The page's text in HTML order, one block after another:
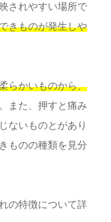
されやすい場所で
きものが発生しや
らかいものから、
。また、押すと痛み
ないものとがあり
ものの種類を見分
の特徴について詳